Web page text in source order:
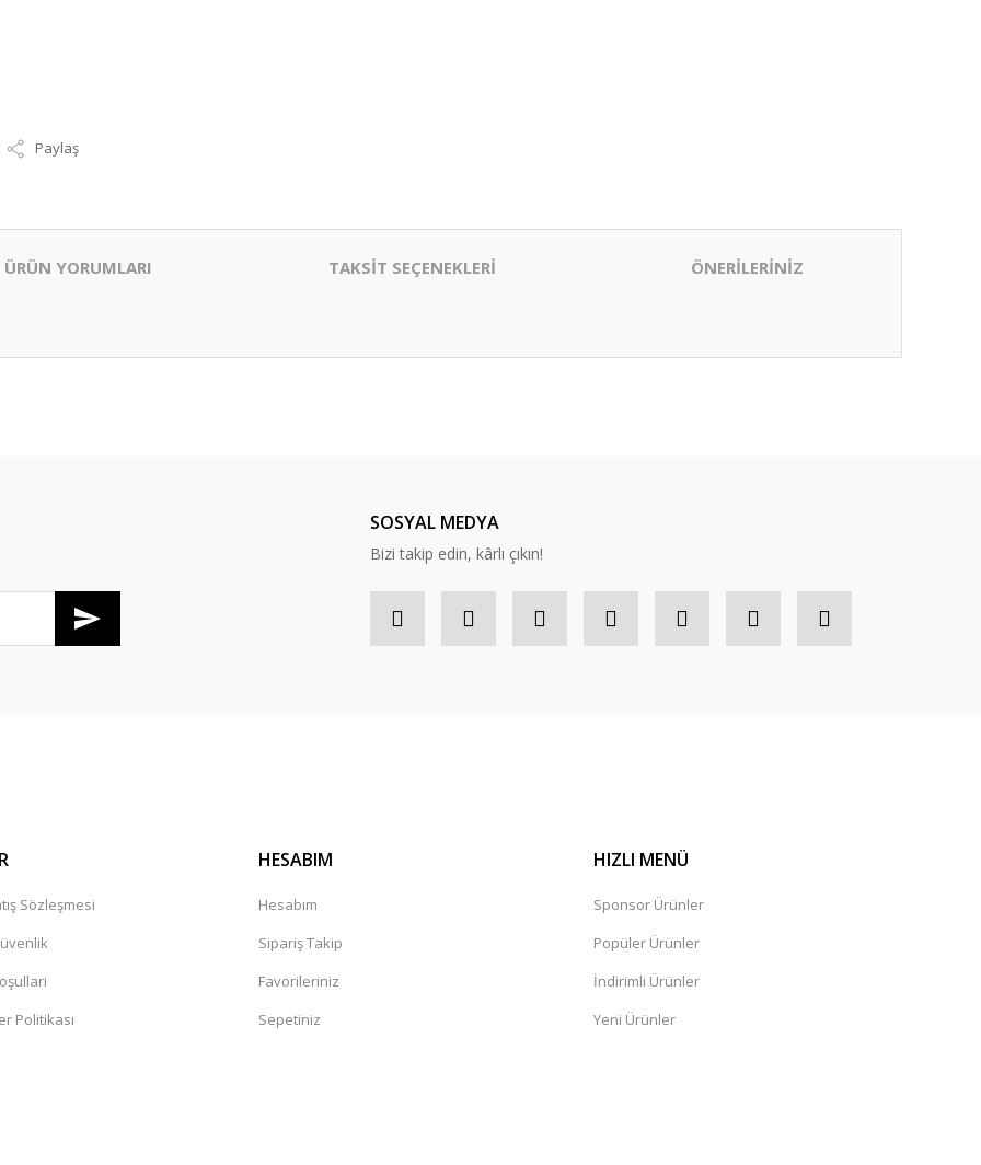
Paylaş
ÜRÜN YORUMLARI TAKSİT SEÇENEKLERİ ÖNERİLERİNİZ
SOSYAL MEDYA
Bizi takip edin, kârlı çıkın!
Sözleşmesi
Politikası
HESABIM
Hesabım
Sipariş Takip
Favorileriniz
Sepetiniz
HIZLI MENÜ
Sponsor Ürünler
Popüler Ürünler
İndirimli Ürünler
Yeni Ürünler